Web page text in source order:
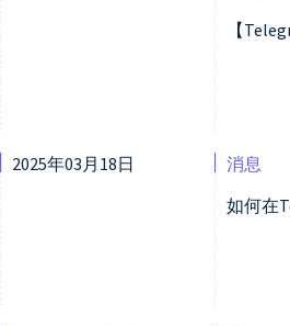
【
2025年03月18日
消息
如何在